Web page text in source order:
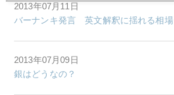
2013年07月11日
バーナンキ発言 英文解釈に揺れる相場
2013年07月09日
銀はどうなの？